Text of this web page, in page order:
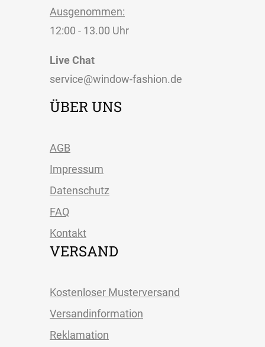
Ausgenommen:
12:00 - 13.00 Uhr
Live Chat
service@window-fashion.de
ÜBER UNS
AGB
Impressum
Datenschutz
FAQ
Kontakt
VERSAND
Kostenloser Musterversand
Versandinformation
Reklamation